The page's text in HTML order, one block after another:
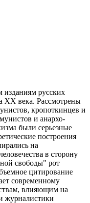
русских
XX века. Рассмотрены
кропоткинцев и
и анархо-
были серьезные
построения
на
в сторону
свободы" рот
цитирование
современному
влияющим на
журналистики